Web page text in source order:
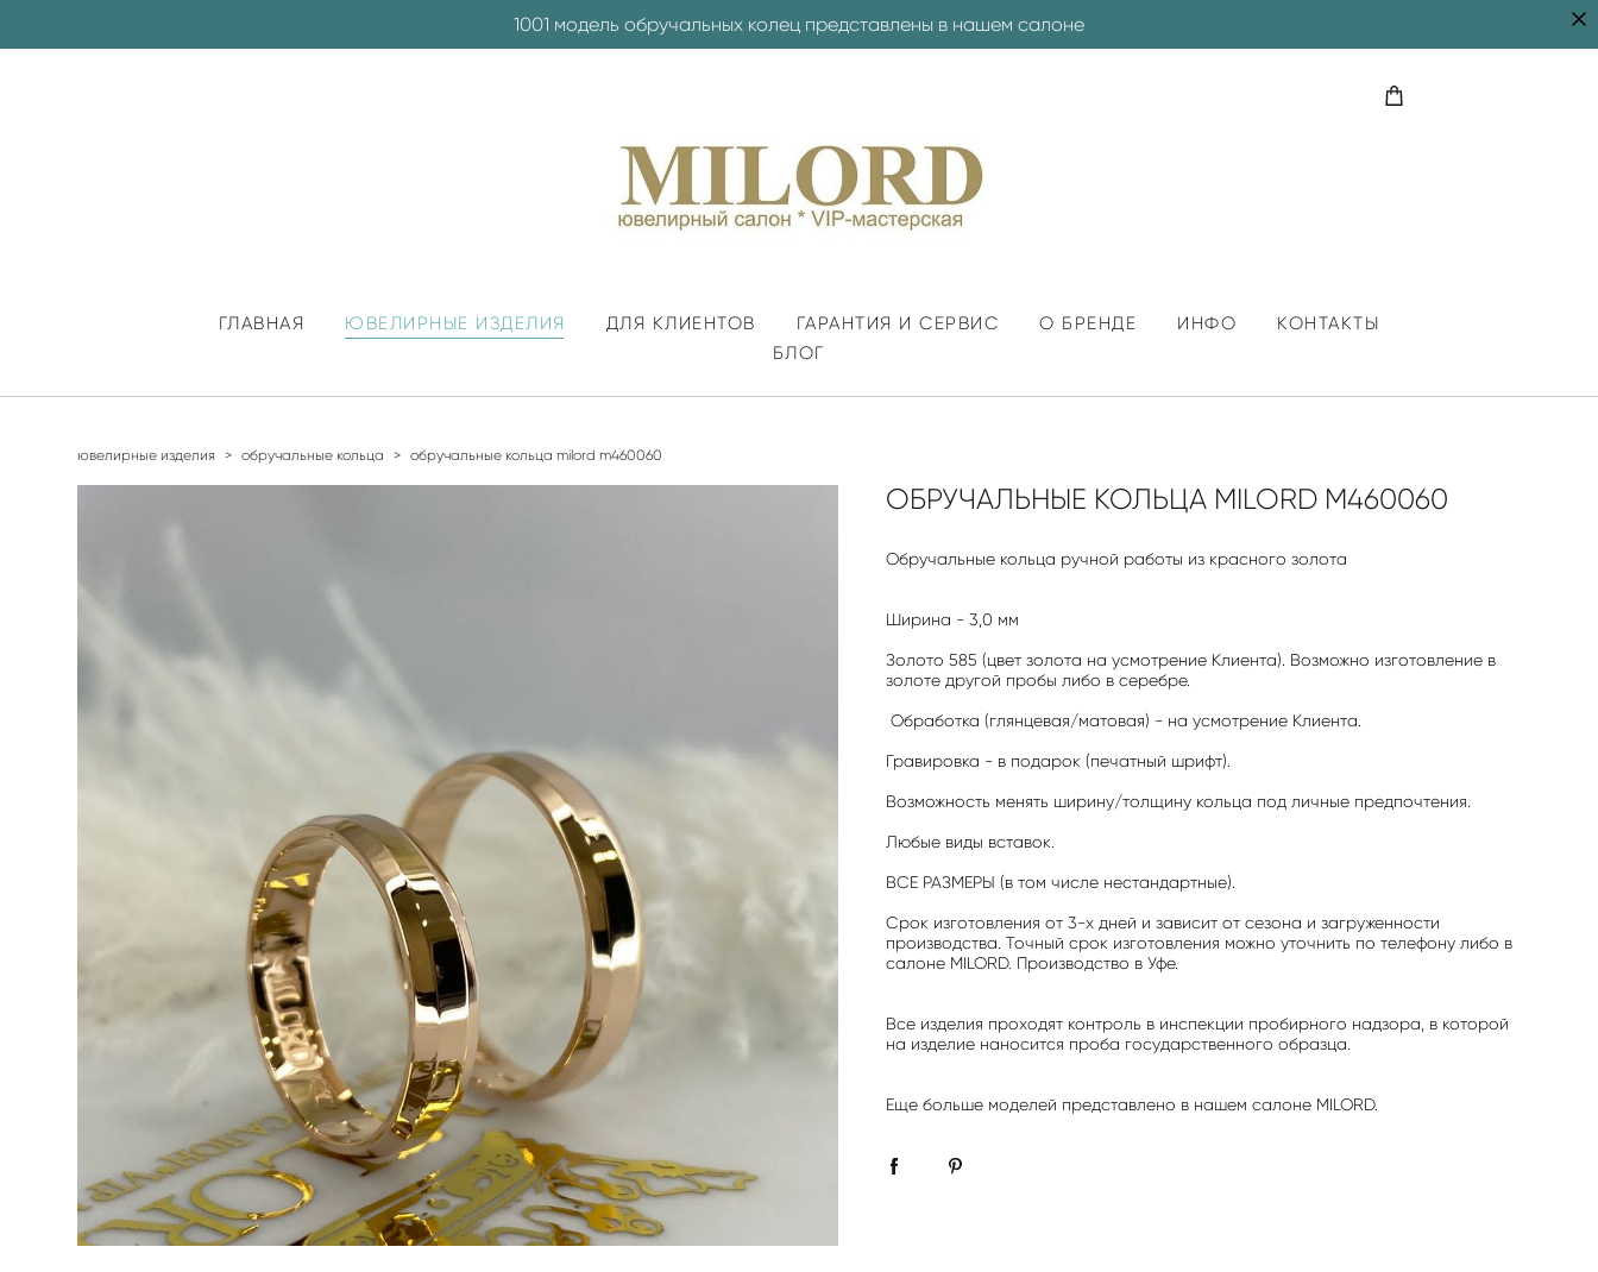
1001 модель обручальных колец представлены в нашем салоне
ГЛАВНАЯ ЮВЕЛИРНЫЕ ИЗДЕЛИЯ ДЛЯ КЛИЕНТОВ ГАРАНТИЯ И СЕРВИС О БРЕНДЕ ИНФО
КОНТАКТЫ
БЛОГ
ювелирные изделия > обручальные кольца > обручальные кольца milord m460060
ОБРУЧАЛЬНЫЕ КОЛЬЦА MILORD M460060
Обручальные кольца ручной работы из красного золота
Ширина - 3,0 мм
Золото 585 (цвет золота на усмотрение Клиента). Возможно изготовление в
золоте другой пробы либо в серебре.
Обработка (глянцевая/матовая) - на усмотрение Клиента.
Гравировка - в подарок (печатный шрифт).
Возможность менять ширину/толщину кольца под личные предпочтения.
Любые виды вставок.
ВСЕ РАЗМЕРЫ (в том числе нестандартные).
Срок изготовления от 3-х дней и зависит от сезона и загруженности
производства. Точный срок изготовления можно уточнить по телефону либо в
салоне MILORD. Производство в Уфе.
Все изделия проходят контроль в инспекции пробирного надзора, в которой
на изделие наносится проба государственного образца.
Еще больше моделей представлено в нашем салоне MILORD.